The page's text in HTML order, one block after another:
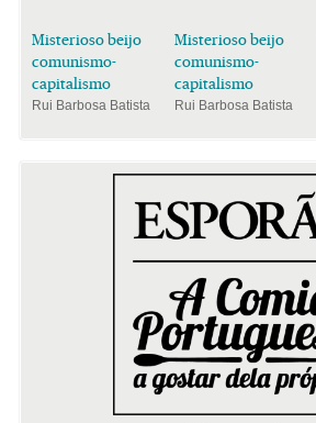
Misterioso beijo
comunismo-
capitalismo
Rui Barbosa Batista
Misterioso beijo
comunismo-
capitalismo
Rui Barbosa Batista